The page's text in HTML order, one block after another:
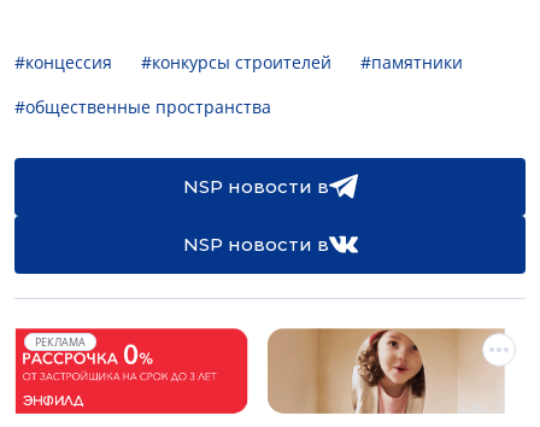
#концессия #конкурсы строителей
#памятники
#общественные пространства
NSP новости в
NSP новости в
РЕКЛАМА